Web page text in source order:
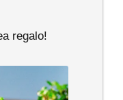
regalo!